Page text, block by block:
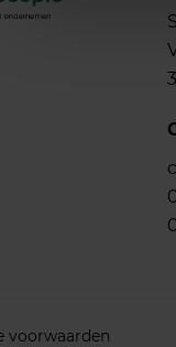
voorwaarden